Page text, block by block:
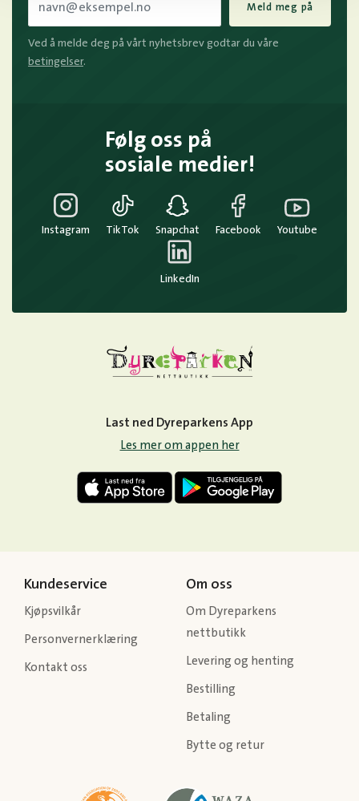
Meld meg på
Ved å melde deg på vårt nyhetsbrev godtar du våre
betingelser.
Følg oss på
sosiale medier!
Instagram TikTok Snapchat Facebook Youtube
LinkedIn
Last ned Dyreparkens App
Les mer om appen her
Kundeservice
Kjøpsvilkår
Personvernerklæring
Kontakt oss
Om oss
Om Dyreparkens
nettbutikk
Levering og henting
Bestilling
Betaling
Bytte og retur